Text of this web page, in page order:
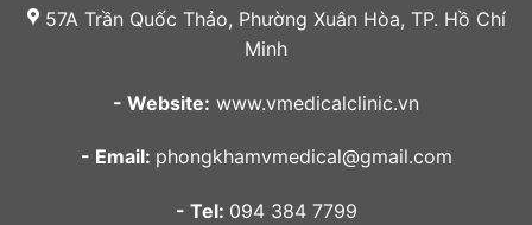
57A Trần Quốc Thảo, Phường Xuân Hòa, TP. Hồ Chí
Minh
- Website: www.vmedicalclinic.vn
- Email: phongkhamvmedical@gmail.com
- Tel: 094 384 7799